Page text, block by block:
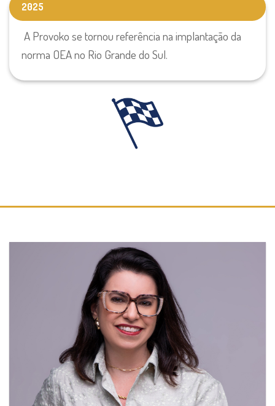
2025
A Provoko se tornou referência na implantação da
norma OEA no Rio Grande do Sul.